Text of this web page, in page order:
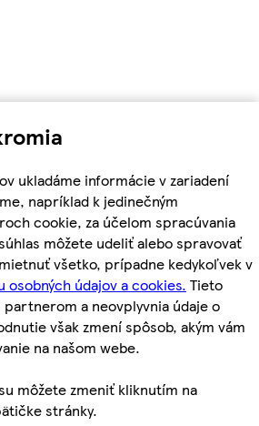
ukladáme informácie v zariadení
napríklad k jedinečným
cookie, za účelom spracúvania
môžete udeliť alebo spravovať
všetko, prípadne kedykoľvek v
údajov a cookies. Tieto
a neovplyvnia údaje o
však zmení spôsob, akým vám
na našom webe.
môžete zmeniť kliknutím na
stránky.